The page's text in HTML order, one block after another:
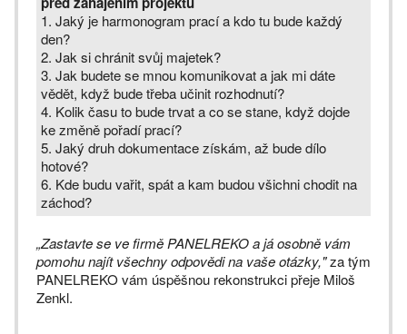
1. Jaký je harmonogram prací a kdo tu bude každý
den?
2. Jak si chránit svůj majetek?
3. Jak budete se mnou komunikovat a jak mi dáte
vědět, když bude třeba učinit rozhodnutí?
4. Kolik času to bude trvat a co se stane, když dojde
ke změně pořadí prací?
5. Jaký druh dokumentace získám, až bude dílo
hotové?
6. Kde budu vařit, spát a kam budou všichni chodit na
záchod?
„Zastavte se ve firmě PANELREKO a já osobně vám
pomohu najít všechny odpovědi na vaše otázky,"za tým
PANELREKO vám úspěšnou rekonstrukci přeje Miloš
Zenkl.